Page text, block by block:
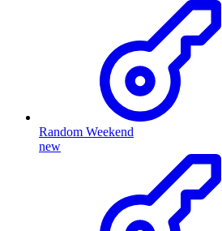
Random Weekend
new